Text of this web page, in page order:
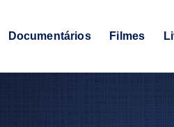
Documentários Filmes